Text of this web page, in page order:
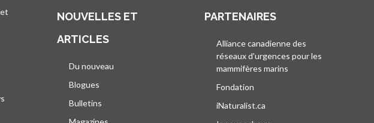
NOUVELLES ET
ARTICLES
Du nouveau
Blogues
Bulletins
PARTENAIRES
Alliance canadienne des
réseaux d'urgences pour les
mammifères marins
Fondation
iNaturalist.ca